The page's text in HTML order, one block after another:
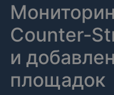
и
площадок